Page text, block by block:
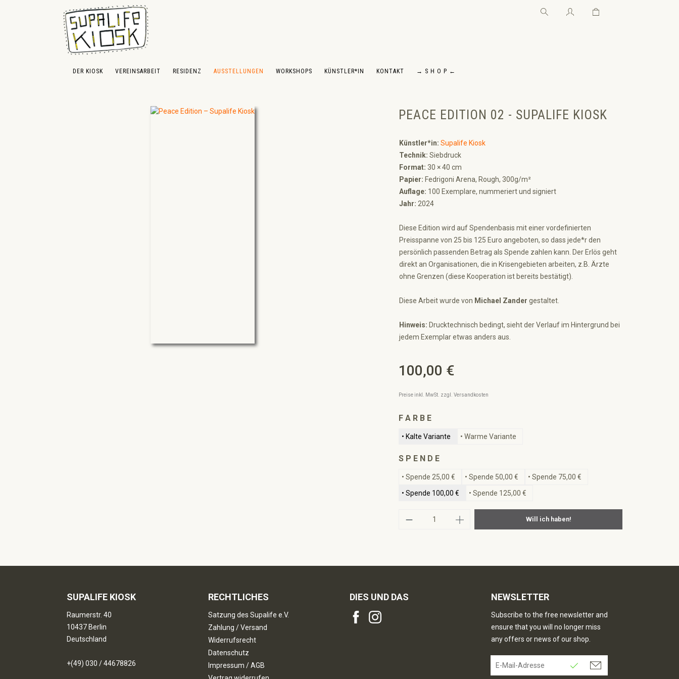
Hauptinhalt springen
Zur Suche springen
Zur Hauptnavigation springen Warenkorb enthält 0
DER KIOSK VEREINSARBEIT RESIDENZ AUSSTELLUNGEN WORKSHOPS KÜNSTLER*IN KONTAKT → S H O P ←
PEACE EDITION 02 - SUPALIFE KIOSK
Künstler*in: Supalife Kiosk
Technik: Siebdruck
Format: 30 × 40 cm
Papier: Fedrigoni Arena, Rough, 300g/m²
Auflage: 100 Exemplare, nummeriert und signiert
Jahr: 2024
Diese Edition wird auf Spendenbasis mit einer vordefinierten
Preisspanne von 25 bis 125 Euro angeboten, so dass jede*r den
persönlich passenden Betrag als Spende zahlen kann. Der Erlös geht
direkt an Organisationen, die in Krisengebieten arbeiten, z.B. Ärzte
ohne Grenzen (diese Kooperation ist bereits bestätigt).
Diese Arbeit wurde von Michael Zander gestaltet.
Hinweis: Drucktechnisch bedingt, sieht der Verlauf im Hintergrund bei
jedem Exemplar etwas anders aus.
Regulärer Preis:
100,00 €
Preise inkl. MwSt. zzgl. Versandkosten
F A R B Eauswählen
• Kalte Variante • Warme Variante
S P E N D Eauswählen
• Spende 25,00 € • Spende 50,00 €
• Spende 75,00 €
• Spende 100,00 €
• Spende 125,00 €
Produkt Anzahl: Gib den gewünschten Wert ein
Will ich haben!
SUPALIFE KIOSK
Raumerstr. 40
10437 Berlin
Deutschland
+(49) 030 / 44678826
RECHTLICHES
Satzung des Supalife e.V.
Zahlung / Versand
Widerrufsrecht
Datenschutz
Impressum / AGB
DIES UND DAS NEWSLETTER
Subscribe to the free newsletter and
ensure that you will no longer miss
any offers or news of our shop.